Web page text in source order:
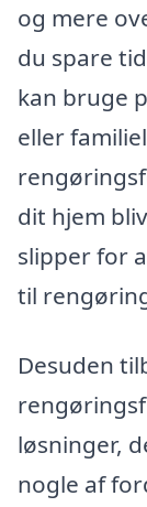
og mere
du spare
kan bruge
eller
dit hjem
slipper for
til
Desuden
løsninger,
nogle af